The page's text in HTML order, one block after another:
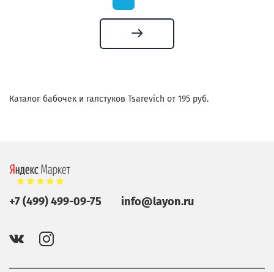
Каталог бабочек и галстуков Tsarevich от 195 руб.
+7 (499) 499-09-75 info@layon.ru